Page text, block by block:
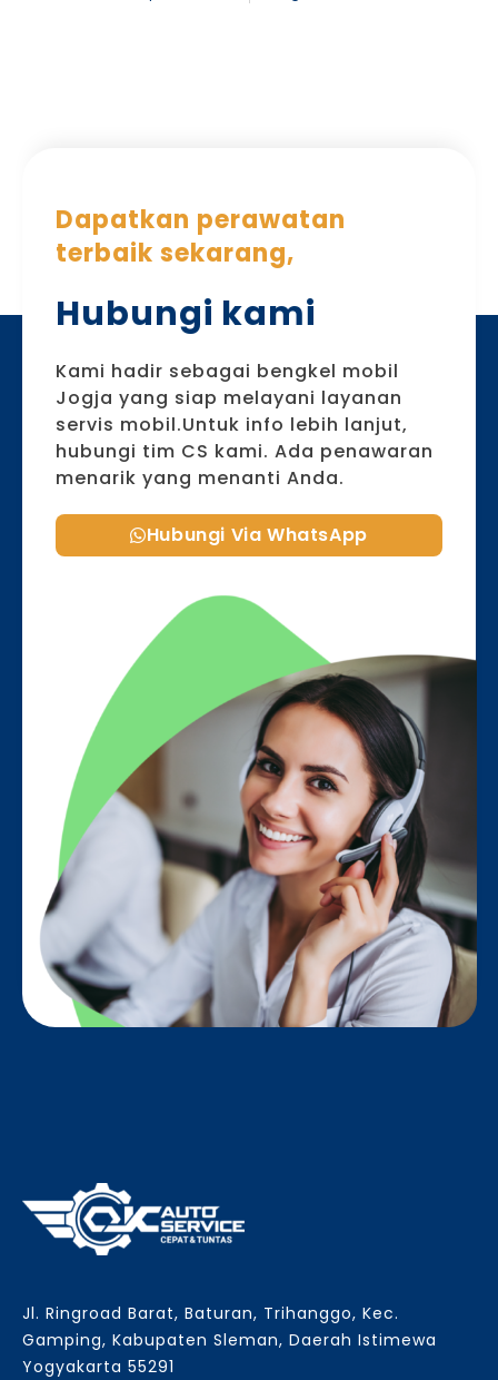
Dapatkan perawatan
terbaik sekarang,
Hubungi kami
Kami hadir sebagai bengkel mobil
Jogja yang siap melayani layanan
servis mobil.Untuk info lebih lanjut,
hubungi tim CS kami. Ada penawaran
menarik yang menanti Anda.
Hubungi Via WhatsApp
Jl. Ringroad Barat, Baturan, Trihanggo, Kec.
Gamping, Kabupaten Sleman, Daerah Istimewa
Yogyakarta 55291